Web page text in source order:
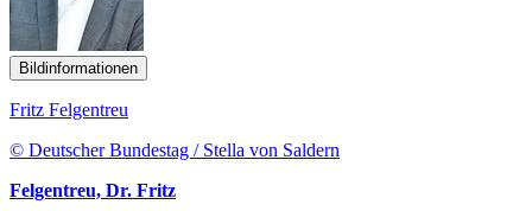
Bildinformationen
Fritz Felgentreu
© Deutscher Bundestag / Stella von Saldern
Felgentreu, Dr. Fritz